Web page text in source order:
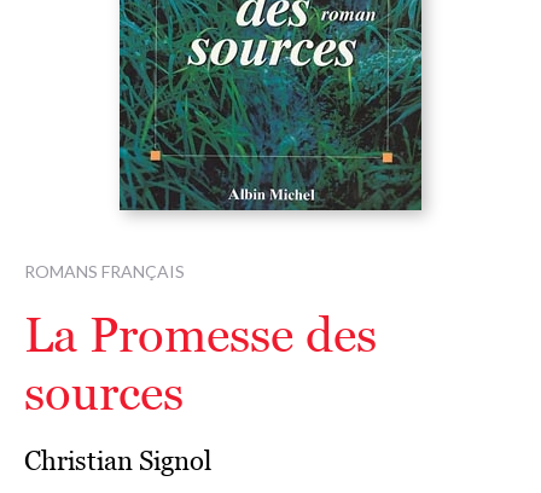
ROMANS FRANÇAIS
La Promesse des
sources
Christian Signol